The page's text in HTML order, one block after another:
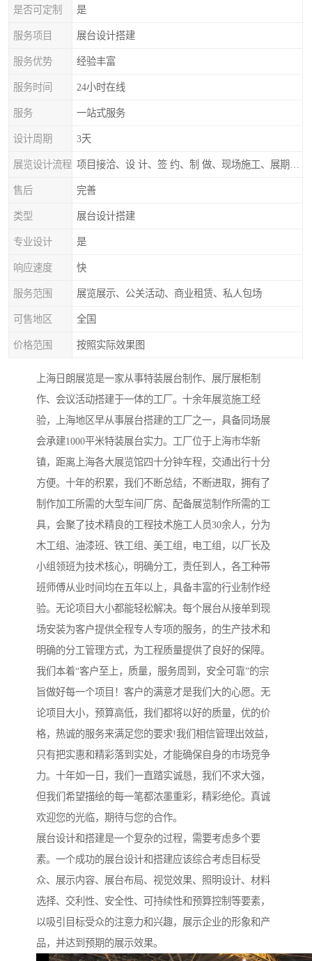
是否可定制 是
服务项目 展台设计搭建
服务优势 经验丰富
服务时间 24小时在线
服务 一站式服务
设计周期 3天
展览设计流程
售后 完善
类型 展台设计搭建
专业设计 是
响应速度 快
服务范围 展览展示、公关活动、商业租赁、私人包场
可售地区 全国
价格范围 按照实际效果图
上海日朗展览是一家从事特装展台制作、展厅展柜制
作、会议活动搭建于一体的工厂。十余年展览施工经
验，上海地区早从事展台搭建的工厂之一，具备同场展
会承建1000平米特装展台实力。工厂位于上海市华新
镇，距离上海各大展览馆四十分钟车程，交通出行十分
方便。十年的积累，我们不断总结，不断进取，拥有了
制作加工所需的大型车间厂房、配备展览制作所需的工
具，会聚了技术精良的工程技术施工人员30余人，分为
木工组、油漆班、铁工组、美工组，电工组，以厂长及
小组领班为技术核心，明确分工，责任到人，各工种带
班师傅从业时间均在五年以上，具备丰富的行业制作经
验。无论项目大小都能轻松解决。每个展台从接单到现
场安装为客户提供全程专人专项的服务，的生产技术和
明确的分工管理方式，为工程质量提供了良好的保障。
我们本着“客户至上，质量，服务周到，安全可靠”的宗
旨做好每一个项目！客户的满意才是我们大的心愿。无
论项目大小，预算高低，我们都将以好的质量，优的价
格，热诚的服务来满足您的要求!我们相信管理出效益，
只有把实惠和精彩落到实处，才能确保自身的市场竞争
力。十年如一日，我们一直踏实诚恳，我们不求大强，
但我们希望描绘的每一笔都浓墨重彩，精彩绝伦。真诚
欢迎您的光临，期待与您的合作。
展台设计和搭建是一个复杂的过程，需要考虑多个要
素。一个成功的展台设计和搭建应该综合考虑目标受
众、展示内容、展台布局、视觉效果、照明设计、材料
选择、交利性、安全性、可持续性和预算控制等要素，
以吸引目标受众的注意力和兴趣，展示企业的形象和产
品，并达到预期的展示效果。